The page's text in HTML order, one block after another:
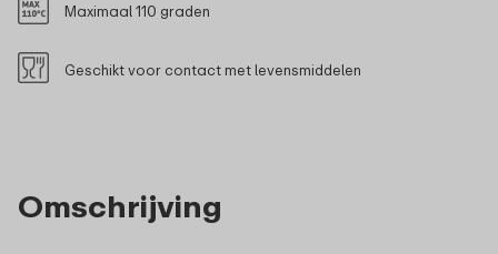
Omschrijving
Maximaal 110 graden
Geschikt voor contact met levensmiddelen